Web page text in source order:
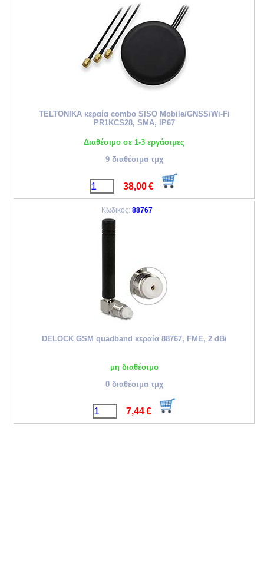
TELTONIKA κεραία combo SISO Mobile/GNSS/Wi-Fi
PR1KCS28, SMA, IP67
Διαθέσιμο σε 1-3 εργάσιμες
9 διαθέσιμα τμχ
38,00€
Κωδικός: 88767
DELOCK GSM quadband κεραία 88767, FME, 2 dBi
μη διαθέσιμο
0 διαθέσιμα τμχ
7,44 €